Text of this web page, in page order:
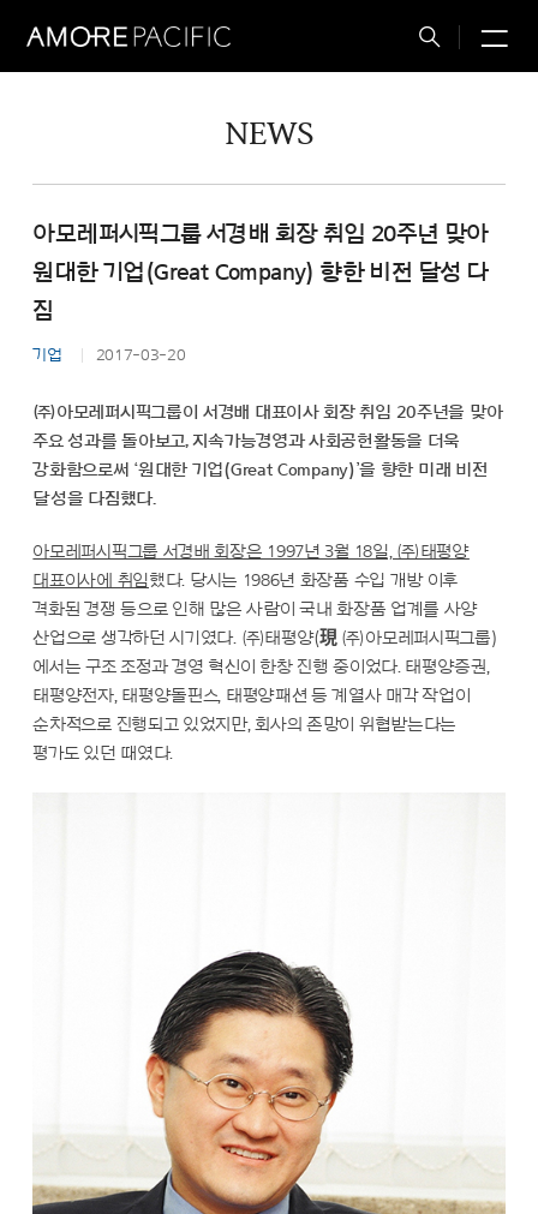
Total
NEWS
아모레퍼시픽그룹 서경배 회장 취임 20주년 맞아
원대한 기업(Great Company) 향한 비전 달성 다
짐
기업 2017-03-20
㈜아모레퍼시픽그룹이 서경배 대표이사 회장 취임 20주년을 맞아
주요 성과를 돌아보고, 지속가능경영과 사회공헌활동을 더욱
강화함으로써 ‘원대한 기업(Great Company)’을 향한 미래 비전
달성을 다짐했다.
아모레퍼시픽그룹 서경배 회장은 1997년 3월 18일, ㈜태평양
대표이사에 취임했다. 당시는 1986년 화장품 수입 개방 이후
격화된 경쟁 등으로 인해 많은 사람이 국내 화장품 업계를 사양
산업으로 생각하던 시기였다. ㈜태평양(現 ㈜아모레퍼시픽그룹)
에서는 구조 조정과 경영 혁신이 한창 진행 중이었다. 태평양증권,
태평양전자, 태평양돌핀스, 태평양패션 등 계열사 매각 작업이
순차적으로 진행되고 있었지만, 회사의 존망이 위협받는다는
평가도 있던 때였다.